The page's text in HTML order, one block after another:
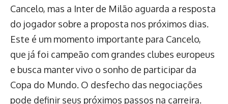
Cancelo, mas a Inter de Milão aguarda a resposta
do jogador sobre a proposta nos próximos dias.
Este é um momento importante para Cancelo,
que já foi campeão com grandes clubes europeus
e busca manter vivo o sonho de participar da
Copa do Mundo. O desfecho das negociações
pode definir seus próximos passos na carreira.